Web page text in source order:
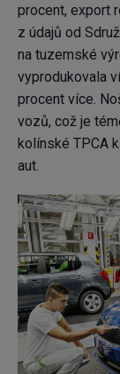
procent, export
z údajů od
na tuzemské
vyprodukovala
procent více.
vozů, což je
kolínské TPCA
aut.